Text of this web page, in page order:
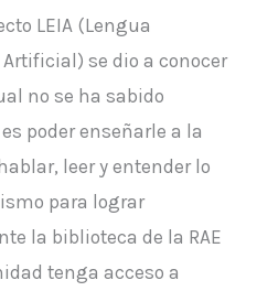
LEIA (Lengua
se dio a conocer
no se ha sabido
poder enseñarle a la
leer y entender lo
para lograr
la biblioteca de la RAE
tenga acceso a